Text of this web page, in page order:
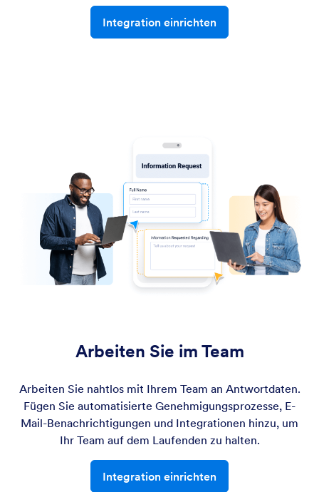
Integration einrichten
Arbeiten Sie im Team
Arbeiten Sie nahtlos mit Ihrem Team an Antwortdaten.
Fügen Sie automatisierte Genehmigungsprozesse, E-
Mail-Benachrichtigungen und Integrationen hinzu, um
Ihr Team auf dem Laufenden zu halten.
Integration einrichten